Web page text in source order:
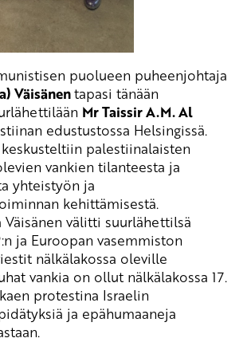
puolueen puheenjohtaja
Väisänentapasi tänään
Mr Taissir A.M. Al
edustustossa Helsingissä.
keskusteltiin palestiinalaisten
vankien tilanteesta ja
yhteistyön ja
kehittämisestä.
Väisänen välitti suurlähettilsä
ja Euroopan vasemmiston
nälkälakossa oleville
vankia on ollut nälkälakossa 17.
protestina Israelin
ja epähumaaneja